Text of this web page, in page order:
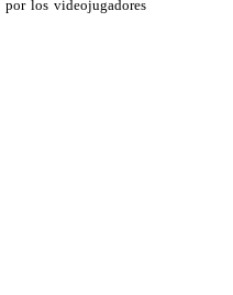
los videojugadores